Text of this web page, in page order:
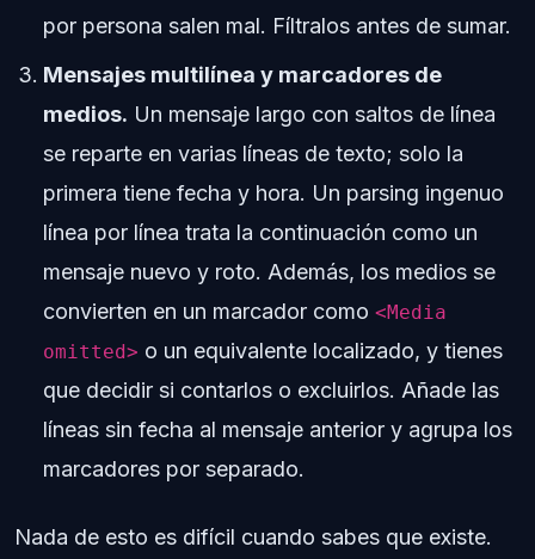
por persona salen mal. Fíltralos antes de sumar.
Mensajes multilínea y marcadores de
medios. Un mensaje largo con saltos de línea
se reparte en varias líneas de texto; solo la
primera tiene fecha y hora. Un parsing ingenuo
línea por línea trata la continuación como un
mensaje nuevo y roto. Además, los medios se
convierten en un marcador como <Media
omitted> o un equivalente localizado, y tienes
que decidir si contarlos o excluirlos. Añade las
líneas sin fecha al mensaje anterior y agrupa los
marcadores por separado.
Nada de esto es difícil cuando sabes que existe.